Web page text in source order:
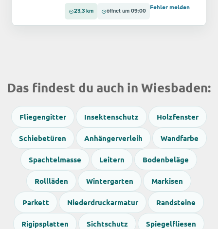
23,3 km öffnet um 09:00
Fehler melden
Das findest du auch in Wiesbaden:
Fliegengitter Insektenschutz Holzfenster
Schiebetüren Anhängerverleih Wandfarbe
Spachtelmasse Leitern Bodenbeläge
Rollläden Wintergarten Markisen
Parkett Niederdruckarmatur Randsteine
Rigipsplatten Sichtschutz Spiegelfliesen